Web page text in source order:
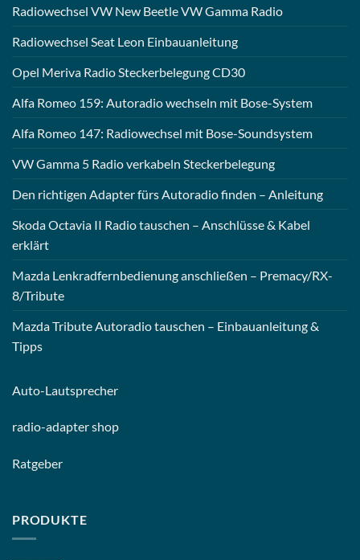
Radiowechsel VW New Beetle VW Gamma Radio
Radiowechsel Seat Leon Einbauanleitung
Opel Meriva Radio Steckerbelegung CD30
Alfa Romeo 159: Autoradio wechseln mit Bose-System
Alfa Romeo 147: Radiowechsel mit Bose-Soundsystem
VW Gamma 5 Radio verkabeln Steckerbelegung
Den richtigen Adapter fürs Autoradio finden – Anleitung
Skoda Octavia II Radio tauschen – Anschlüsse & Kabel
erklärt
Mazda Lenkradfernbedienung anschließen – Premacy/RX-
8/Tribute
Mazda Tribute Autoradio tauschen – Einbauanleitung &
Tipps
Auto-Lautsprecher
radio-adapter shop
Ratgeber
PRODUKTE